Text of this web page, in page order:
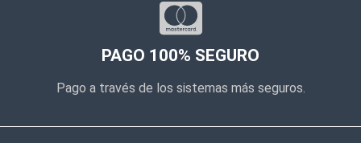
PAGO 100% SEGURO
Pago a través de los sistemas más seguros.